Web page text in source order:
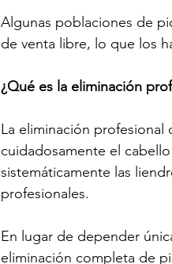
Algunas poblaciones de
de venta libre, lo que los
¿Qué es la eliminación
La eliminación profesional
cuidadosamente el
sistemáticamente las
profesionales.
En lugar de depender
eliminación completa de